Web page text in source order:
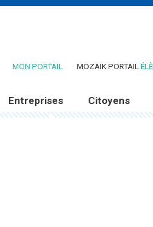
MON PORTAIL (CE LIEN OUVRE DANS
MOZAÏK PORTAIL
Entreprises Citoyens